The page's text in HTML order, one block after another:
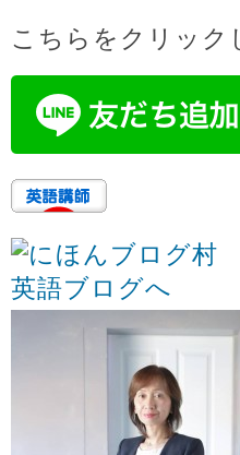
こちらをクリック